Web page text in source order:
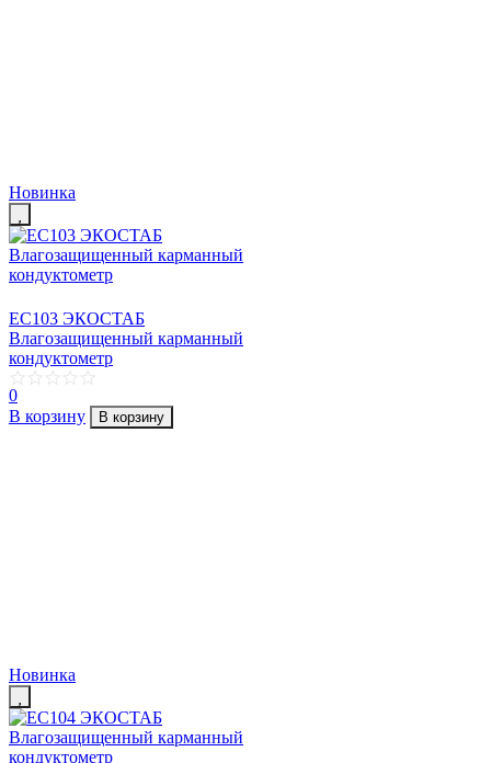
Новинка
EC103 ЭКОСТАБ
Влагозащищенный карманный
кондуктометр
0
В корзину
В корзину
Новинка